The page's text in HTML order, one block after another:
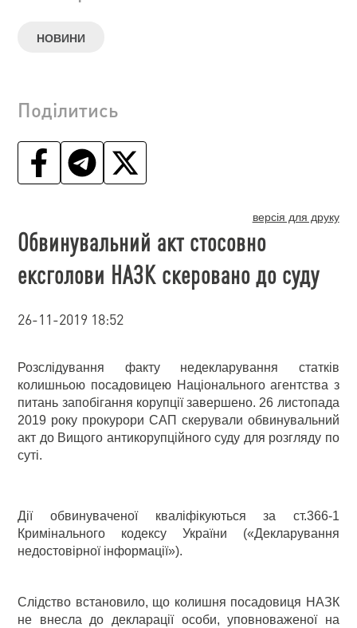
НОВИНИ
Поділитись
версія для друку
Обвинувальний акт стосовно
ексголови НАЗК скеровано до суду
26-11-2019 18:52
Розслідування факту недекларування статків
колишньою посадовицею Національного агентства з
питань запобігання корупції завершено. 26 листопада
2019 року прокурори САП скерували обвинувальний
акт до Вищого антикорупційного суду для розгляду по
суті.
Дії обвинуваченої кваліфікуються за ст.366-1
Кримінального кодексу України («Декларування
недостовірної інформації»).
Слідство встановило, що колишня посадовиця НАЗК
не внесла до декларації особи, уповноваженої на